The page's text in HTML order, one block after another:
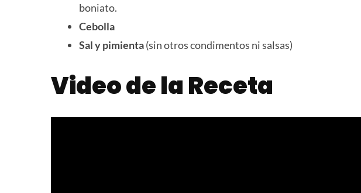
boniato.
Cebolla
Sal y pimienta(sin otros condimentos ni salsas)
Video de la Receta